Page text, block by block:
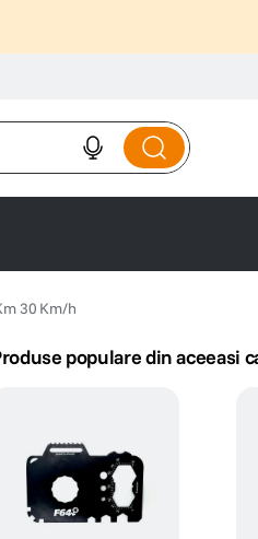
30 Km/h
populare din aceeasi